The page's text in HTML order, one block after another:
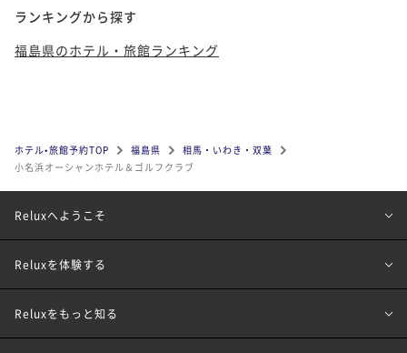
ランキングから探す
福島県のホテル・旅館ランキング
ホテル•旅館予約TOP 福島県
相馬・いわき・双葉
小名浜オーシャンホテル＆ゴルフクラブ
Reluxへようこそ
Reluxを体験する
Reluxをもっと知る